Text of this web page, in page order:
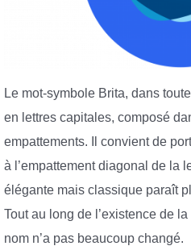
Le mot-symbole Brita, dans
en lettres capitales, composé
empattements. Il convient de
à l’empattement diagonal de la
élégante mais classique paraît
Tout au long de l’existence de
nom n’a pas beaucoup changé.